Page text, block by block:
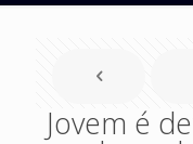
Jovem é